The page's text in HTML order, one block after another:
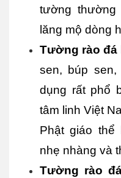
tường thường
lăng mộ dòng
Tường rào đá
sen, búp
dụng rất phổ
tâm linh Việt
Phật giáo thể
nhẹ nhàng và
Tường rào